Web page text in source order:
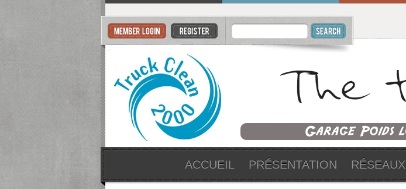
ACCUEIL PRÉSENTATION RÉSEAUX